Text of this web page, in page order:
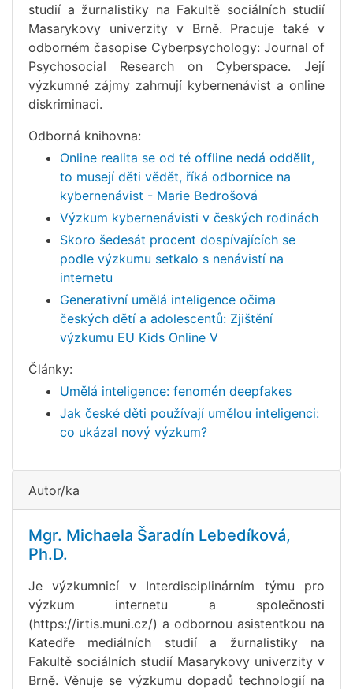
studií a žurnalistiky na Fakultě sociálních studií
Masarykovy univerzity v Brně. Pracuje také v
odborném časopise Cyberpsychology: Journal of
Psychosocial Research on Cyberspace. Její
výzkumné zájmy zahrnují kybernenávist a online
diskriminaci.
Odborná knihovna:
Online realita se od té offline nedá oddělit,
to musejí děti vědět, říká odbornice na
kybernenávist - Marie Bedrošová
Výzkum kybernenávisti v českých rodinách
Skoro šedesát procent dospívajících se
podle výzkumu setkalo s nenávistí na
internetu
Generativní umělá inteligence očima
českých dětí a adolescentů: Zjištění
výzkumu EU Kids Online V
Články:
Umělá inteligence: fenomén deepfakes
Jak české děti používají umělou inteligenci:
co ukázal nový výzkum?
Autor/ka
Mgr. Michaela Šaradín Lebedíková,
Ph.D.
Je výzkumnicí v Interdisciplinárním týmu pro
výzkum internetu a společnosti
(https://irtis.muni.cz/) a odbornou asistentkou na
Katedře mediálních studií a žurnalistiky na
Fakultě sociálních studií Masarykovy univerzity v
Brně. Věnuje se výzkumu dopadů technologií na